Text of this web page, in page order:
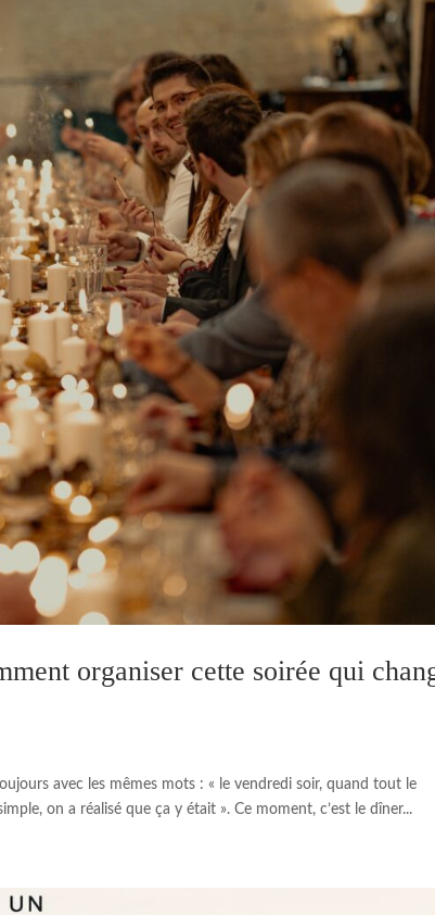
organiser cette soirée qui
avec les mêmes mots : « le vendredi soir, quand tout le
on a réalisé que ça y était ». Ce moment, c’est le dîner...